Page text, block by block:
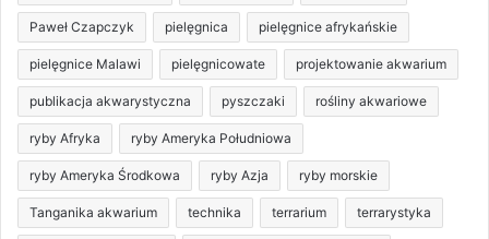
Paweł Czapczyk pielęgnica pielęgnice afrykańskie
pielęgnice Malawi pielęgnicowate projektowanie akwarium
publikacja akwarystyczna pyszczaki rośliny akwariowe
ryby Afryka ryby Ameryka Południowa
ryby Ameryka Środkowa ryby Azja ryby morskie
Tanganika akwarium technika terrarium terrarystyka